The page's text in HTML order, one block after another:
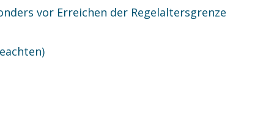
vor Erreichen der Regelaltersgrenze